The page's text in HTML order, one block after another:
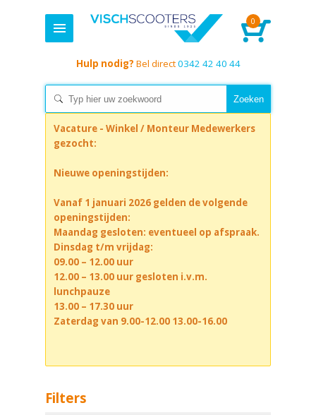
0
Hulp nodig? Bel direct0342 42 40 44
Vacature - Winkel / Monteur Medewerkers
gezocht:
Nieuwe openingstijden:
Vanaf 1 januari 2026 gelden de volgende
openingstijden:
Maandag gesloten: eventueel op afspraak.
Dinsdag t/m vrijdag:
09.00 – 12.00 uur
12.00 – 13.00 uur gesloten i.v.m.
lunchpauze
13.00 – 17.30 uur
Zaterdag van 9.00-12.00 13.00-16.00
Filters